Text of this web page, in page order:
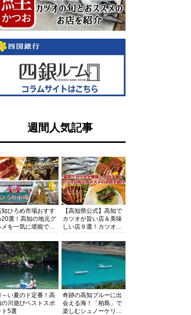
週間人気記事
知ひろめ市場おすす
20選！高知の地元グ
メを一気に堪能でき
解剖
【高知県公式】高知で
カツオが旨い店＆美味
しい店９選！カツオの
紹介
～い夏のド定番！高
の川遊びベストスポ
ト5選
奇跡の高知ブルーに出
会える海！「柏島」で
楽しむシュノーケリン